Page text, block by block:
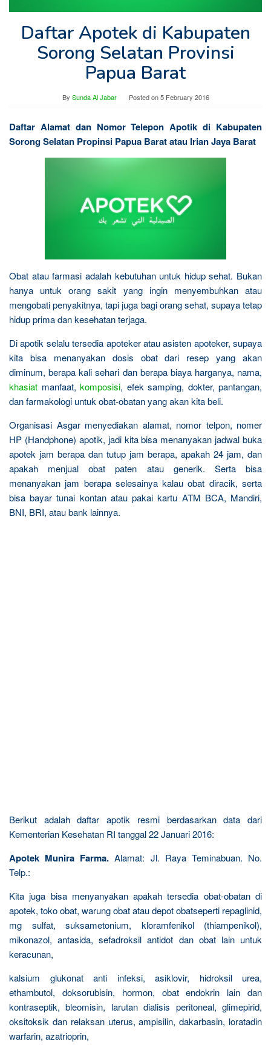
Daftar Apotek di Kabupaten
Sorong Selatan Provinsi
Papua Barat
By Sunda Al Jabar Posted on5 February 2016
Daftar Alamat dan Nomor Telepon Apotik di Kabupaten
Sorong Selatan Propinsi Papua Barat atau Irian Jaya Barat
Obat atau farmasi adalah kebutuhan untuk hidup sehat. Bukan
hanya untuk orang sakit yang ingin menyembuhkan atau
mengobati penyakitnya, tapi juga bagi orang sehat, supaya tetap
hidup prima dan kesehatan terjaga.
Di apotik selalu tersedia apoteker atau asisten apoteker, supaya
kita bisa menanyakan dosis obat dari resep yang akan
diminum, berapa kali sehari dan berapa biaya harganya, nama,
khasiat manfaat, komposisi, efek samping, dokter, pantangan,
dan farmakologi untuk obat-obatan yang akan kita beli.
Organisasi Asgar menyediakan alamat, nomor telpon, nomer
HP (Handphone) apotik, jadi kita bisa menanyakan jadwal buka
apotek jam berapa dan tutup jam berapa, apakah 24 jam, dan
apakah menjual obat paten atau generik. Serta bisa
menanyakan jam berapa selesainya kalau obat diracik, serta
bisa bayar tunai kontan atau pakai kartu ATM BCA, Mandiri,
BNI, BRI, atau bank lainnya.
Berikut adalah daftar apotik resmi berdasarkan data dari
Kementerian Kesehatan RI tanggal 22 Januari 2016:
Apotek Munira Farma. Alamat: Jl. Raya Teminabuan. No.
Telp.:
Kita juga bisa menyanyakan apakah tersedia obat-obatan di
apotek, toko obat, warung obat atau depot obatseperti repaglinid,
mg sulfat, suksametonium, kloramfenikol (thiampenikol),
mikonazol, antasida, sefadroksil antidot dan obat lain untuk
keracunan,
kalsium glukonat anti infeksi, asiklovir, hidroksil urea,
ethambutol, doksorubisin, hormon, obat endokrin lain dan
kontraseptik, bleomisin, larutan dialisis peritoneal, glimepirid,
oksitoksik dan relaksan uterus, ampisilin, dakarbasin, loratadin
warfarin, azatrioprin,